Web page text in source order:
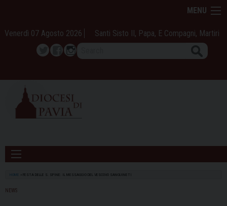
content
MENU
Venerdì 07 Agosto 2026 Santi Sisto II, Papa, E Compagni, Martiri
TwitterFacebook
Instagram
HOME FESTA DELLE S. SPINE: IL MESSAGGIO DEL VESCOVO SANGUINETI
NEWS